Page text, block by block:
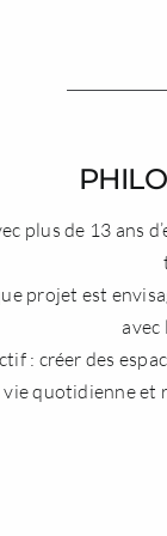
plus de 13 ans
projet est
avec
: créer des
vie quotidienne et